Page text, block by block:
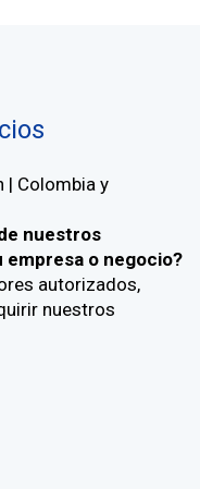
| Colombia y
nuestros
empresa o negocio?
autorizados,
nuestros